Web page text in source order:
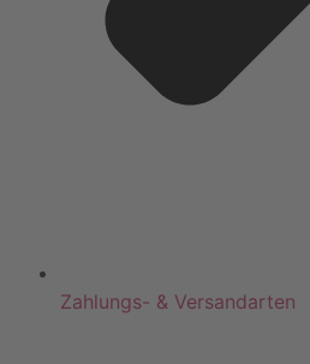
Zahlungs- & Versandarten